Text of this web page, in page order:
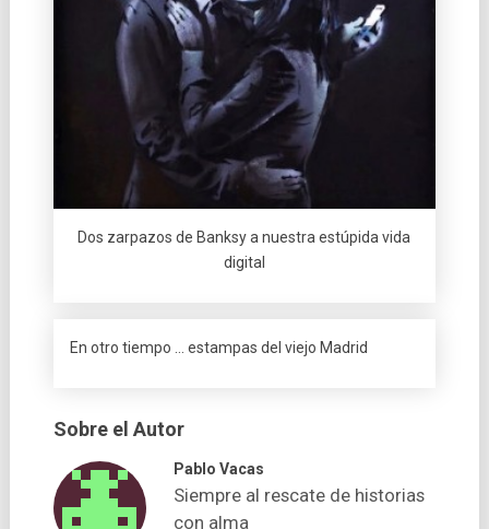
Dos zarpazos de Banksy a nuestra estúpida vida
digital
En otro tiempo … estampas del viejo Madrid
Sobre el Autor
Pablo Vacas
Siempre al rescate de historias
con alma